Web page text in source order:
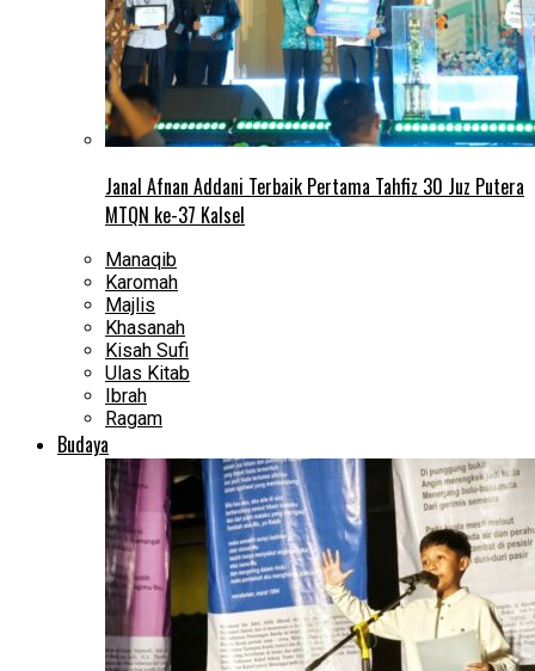
Janal Afnan Addani Terbaik Pertama Tahfiz 30 Juz Putera
MTQN ke-37 Kalsel
Manaqib
Karomah
Majlis
Khasanah
Kisah Sufi
Ulas Kitab
Ibrah
Ragam
Budaya